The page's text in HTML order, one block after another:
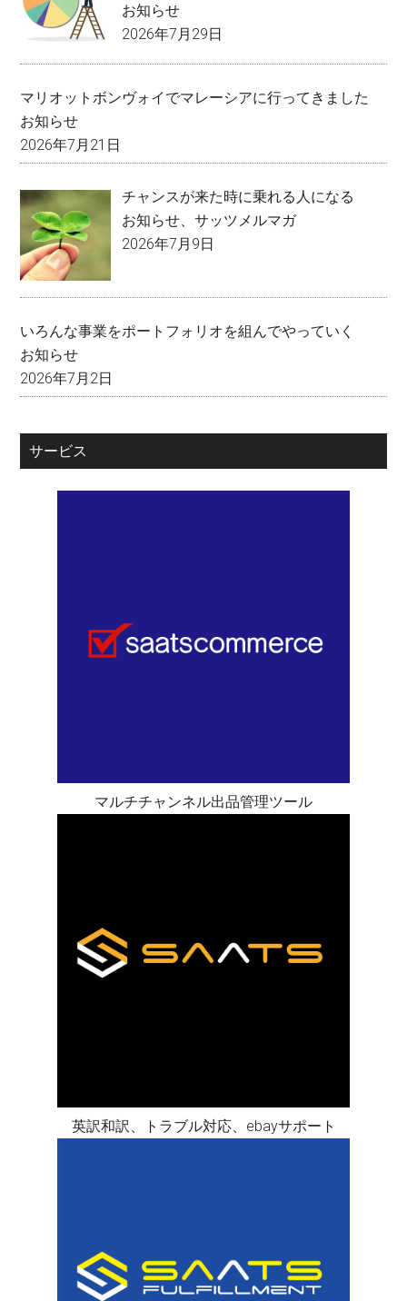
お知らせ
2026年7月29日
マリオットボンヴォイでマレーシアに行ってきました
お知らせ
2026年7月21日
チャンスが来た時に乗れる人になる
お知らせ 、サッツメルマガ
2026年7月9日
いろんな事業をポートフォリオを組んでやっていく
お知らせ
2026年7月2日
サービス
マルチチャンネル出品管理ツール
英訳和訳、トラブル対応、ebayサポート